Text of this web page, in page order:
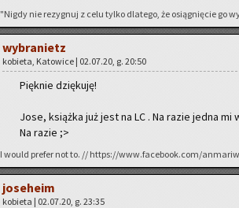
"Nigdy nie re­zy­gnuj z celu tylko dla­te­go, że osią­gnię­cie go
wy­bra­nietz
ko­bie­ta, Ka­to­wi­ce | 02.07.20, g. 20:50
Pięk­nie dzię­ku­ję!
Jose, książ­ka już jest na LC . Na razie jedna mi
Na razie ;>
I would pre­fer not to. // https://www.facebook.com/
jo­se­he­im
ko­bie­ta | 02.07.20, g. 23:35